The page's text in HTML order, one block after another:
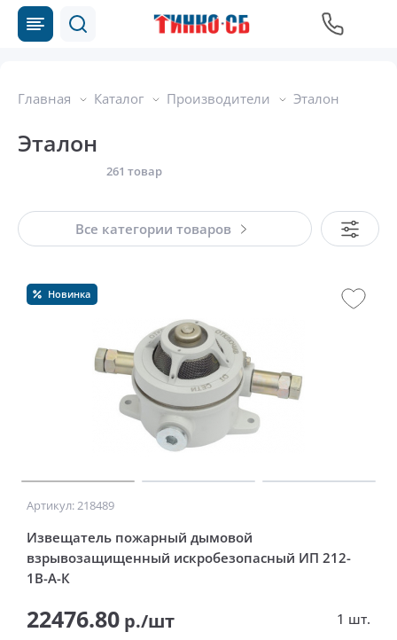
Главная Каталог Производители Эталон
Эталон
261 товар
Все категории товаров
Новинка
Артикул: 218489
Извещатель пожарный дымовой
взрывозащищенный искробезопасный ИП 212-
1В-А-К
22476.80 р./шт 1 шт.